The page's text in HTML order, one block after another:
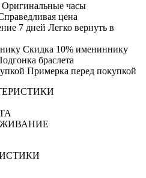
Оригинальные часы
цена
Легко вернуть в
Скидка 10% имениннику
браслета
Примерка перед покупкой